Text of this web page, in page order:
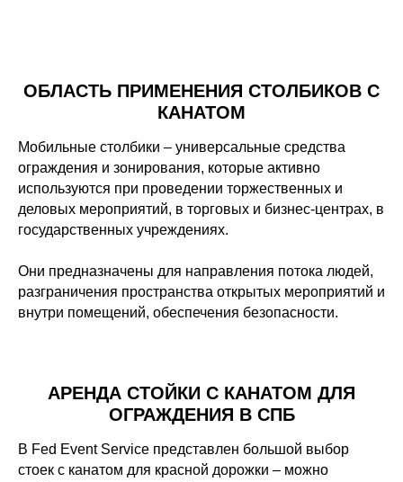
ОБЛАСТЬ ПРИМЕНЕНИЯ СТОЛБИКОВ С
КАНАТОМ
Мобильные столбики – универсальные средства
ограждения и зонирования, которые активно
используются при проведении торжественных и
деловых мероприятий, в торговых и бизнес-центрах, в
государственных учреждениях.
Они предназначены для направления потока людей,
разграничения пространства открытых мероприятий и
внутри помещений, обеспечения безопасности.
АРЕНДА СТОЙКИ С КАНАТОМ ДЛЯ
ОГРАЖДЕНИЯ В СПБ
В Fed Event Service представлен большой выбор
стоек с канатом для красной дорожки – можно